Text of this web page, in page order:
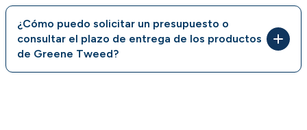
¿Cómo puedo solicitar un presupuesto o
consultar el plazo de entrega de los productos
de Greene Tweed?